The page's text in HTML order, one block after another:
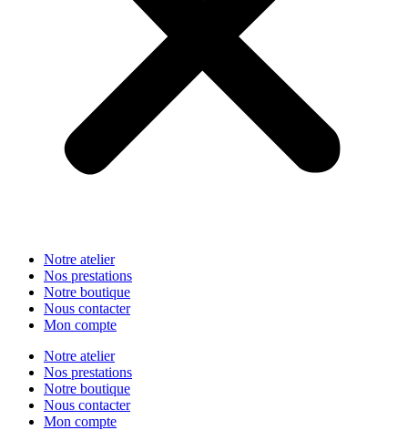
Notre atelier
Nos prestations
Notre boutique
Nous contacter
Mon compte
Notre atelier
Nos prestations
Notre boutique
Nous contacter
Mon compte